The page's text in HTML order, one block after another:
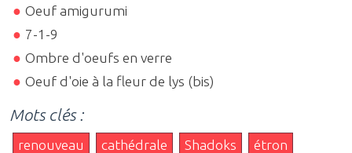
Oeuf amigurumi
7-1-9
Ombre d'oeufs en verre
Oeuf d'oie à la fleur de lys (bis)
Mots clés :
renouveau cathédrale Shadoks
étron